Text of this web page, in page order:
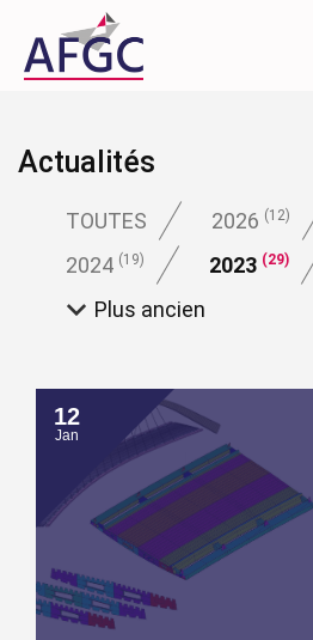
Actualités
TOUTES 2026 (12)
2024 (19) 2023 (29)
Plus ancien
12
Jan